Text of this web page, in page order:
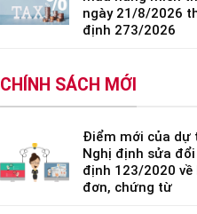
ngày 21/8/2026
định 273/2026
CHÍNH SÁCH MỚI
Điểm mới của dự
Nghị định sửa
định 123/2020 về
đơn, chứng từ